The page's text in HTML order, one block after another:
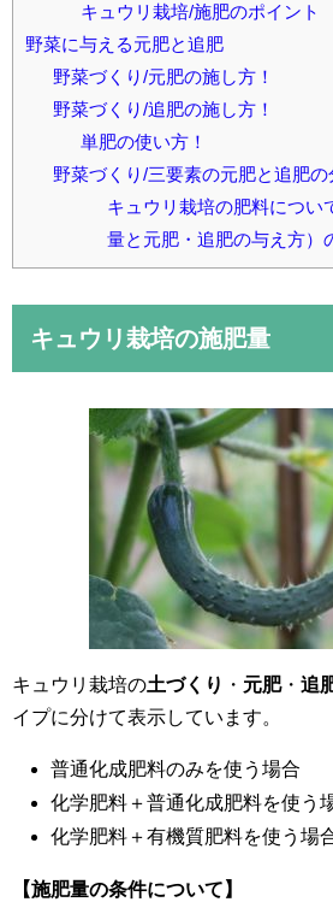
キュウリ栽培/施肥のポイント
野菜に与える元肥と追肥
野菜づくり/元肥の施し方！
野菜づくり/追肥の施し方！
単肥の使い方！
野菜づくり/三要素の元肥と追肥の
キュウリ栽培の肥料につい
量と元肥・追肥の与え方）
キュウリ栽培の施肥量
キュウリ栽培の土づくり ・ 元肥・ 追
イプに分けて表示しています。
普通化成肥料のみを使う場合
化学肥料＋普通化成肥料を使う
化学肥料＋有機質肥料を使う場
【施肥量の条件について】